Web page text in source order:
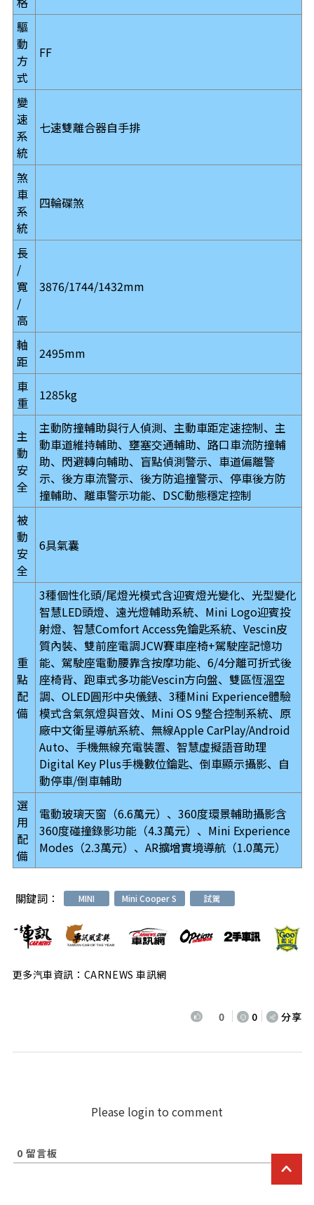
驅
動
方
式
FF
變
速
系
統
七速雙離合器自手排
煞
車
系
統
四輪碟煞
長
/
寬
/
高
3876/1744/1432mm
軸
距
2495mm
車
重
1285kg
主
動
安
全
主動防撞輔助與行人偵測、主動車距定速控制、主
動車道維持輔助、壅塞交通輔助、路口車流防撞輔
助、閃避轉向輔助、盲點偵測警示、車道偏離警
示、後方車流警示、後方防追撞警示、停車後方防
撞輔助、離車警示功能、DSC動態穩定控制
被
動
安
全
6具氣囊
重
點
配
備
3種個性化頭/尾燈光模式含迎賓燈光變化、光型變化
智慧LED頭燈、遠光燈輔助系統、Mini Logo迎賓投
射燈、智慧Comfort Access免鑰匙系統、Vescin皮
質內裝、雙前座電調JCW賽車座椅+駕駛座記憶功
能、駕駛座電動腰靠含按摩功能、6/4分離可折式後
座椅背、跑車式多功能Vescin方向盤、雙區恆溫空
調、OLED圓形中央儀錶、3種Mini Experience體驗
模式含氣氛燈與音效、Mini OS 9整合控制系統、原
廠中文衛星導航系統、無線Apple CarPlay/Android
Auto、手機無線充電裝置、智慧虛擬語音助理
Digital Key Plus手機數位鑰匙、倒車顯示攝影、自
動停車/倒車輔助
選
用
配
備
電動玻璃天窗（6.6萬元）、360度環景輔助攝影含
360度碰撞錄影功能（4.3萬元）、Mini Experience
Modes（2.3萬元）、AR擴增實境導航（1.0萬元）
關鍵詞： MINI Mini Cooper S 試駕
更多汽車資訊：CARNEWS 車訊網
0 0 分享
Please login to comment
0 留言板